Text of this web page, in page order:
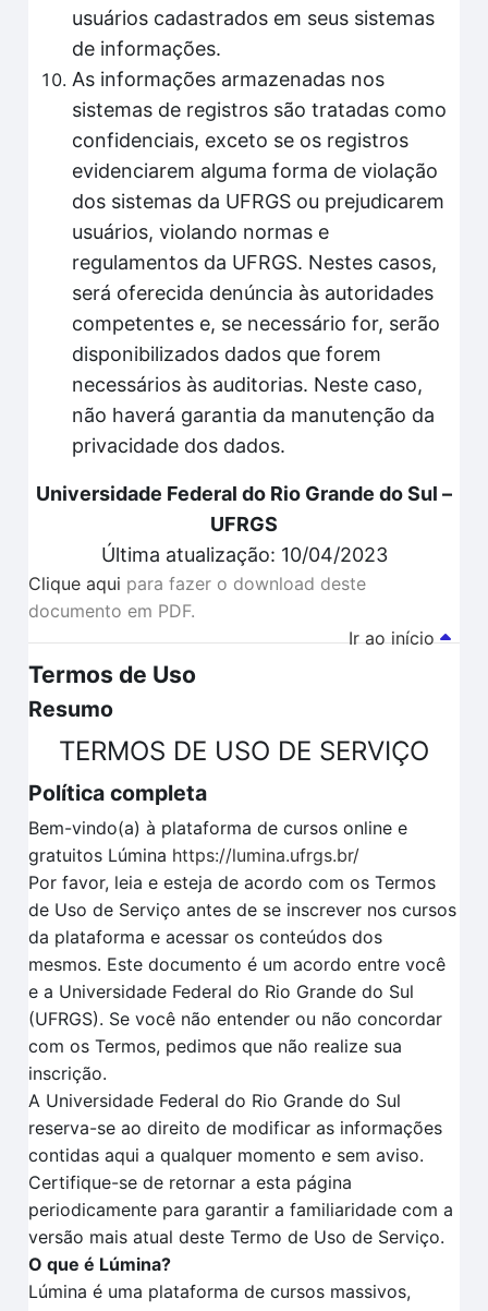
usuários cadastrados em seus sistemas
de informações.
As informações armazenadas nos
sistemas de registros são tratadas como
confidenciais, exceto se os registros
evidenciarem alguma forma de violação
dos sistemas da UFRGS ou prejudicarem
usuários, violando normas e
regulamentos da UFRGS. Nestes casos,
será oferecida denúncia às autoridades
competentes e, se necessário for, serão
disponibilizados dados que forem
necessários às auditorias. Neste caso,
não haverá garantia da manutenção da
privacidade dos dados.
Universidade Federal do Rio Grande do Sul –
UFRGS
Última atualização: 10/04/2023
Clique aqui para fazer o download deste
documento em PDF.
Ir ao início
Termos de Uso
Resumo
TERMOS DE USO DE SERVIÇO
Política completa
Bem-vindo(a) à plataforma de cursos online e
gratuitos Lúmina https://lumina.ufrgs.br/
Por favor, leia e esteja de acordo com os Termos
de Uso de Serviço antes de se inscrever nos cursos
da plataforma e acessar os conteúdos dos
mesmos. Este documento é um acordo entre você
e a Universidade Federal do Rio Grande do Sul
(UFRGS). Se você não entender ou não concordar
com os Termos, pedimos que não realize sua
inscrição.
A Universidade Federal do Rio Grande do Sul
reserva-se ao direito de modificar as informações
contidas aqui a qualquer momento e sem aviso.
Certifique-se de retornar a esta página
periodicamente para garantir a familiaridade com a
versão mais atual deste Termo de Uso de Serviço.
O que é Lúmina?
Lúmina é uma plataforma de cursos massivos,